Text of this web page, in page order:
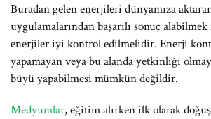
Buradan gelen enerjileri dünyamıza
uygulamalarından başarılı sonuç
enerjiler iyi kontrol edilmelidir. Enerji
yapamayan veya bu alanda yetkinliği
büyü yapabilmesi mümkün değildir.
Medyumlar, eğitim alırken ilk olarak